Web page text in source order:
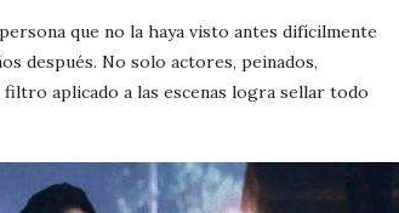
que no la haya visto antes difícilmente
después. No solo actores, peinados,
aplicado a las escenas logra sellar todo